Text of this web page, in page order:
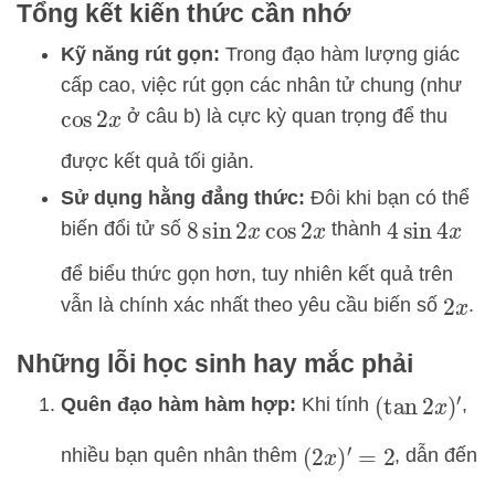
Tổng kết kiến thức cần nhớ
Kỹ năng rút gọn: Trong đạo hàm lượng giác
cấp cao, việc rút gọn các nhân tử chung (như
cos2x ở câu b) là cực kỳ quan trọng để thu
được kết quả tối giản.
Sử dụng hằng đẳng thức: Đôi khi bạn có thể
biến đổi tử số 8sin2xcos2x thành4 sin4x
để biểu thức gọn hơn, tuy nhiên kết quả trên
vẫn là chính xác nhất theo yêu cầu biến số 2x.
Những lỗi học sinh hay mắc phải
Quên đạo hàm hàm hợp: Khi tính (tan2x)′ ,
nhiều bạn quên nhân thêm (2x)′=2 , dẫn đến